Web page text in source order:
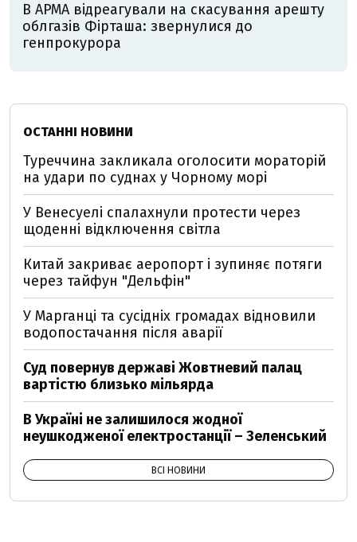
В АРМА відреагували на скасування арешту
облгазів Фірташа: звернулися до
генпрокурора
ОСТАННІ НОВИНИ
Туреччина закликала оголосити мораторій
на удари по суднах у Чорному морі
У Венесуелі спалахнули протести через
щоденні відключення світла
Китай закриває аеропорт і зупиняє потяги
через тайфун "Дельфін"
У Марганці та сусідніх громадах відновили
водопостачання після аварії
Суд повернув державі Жовтневий палац
вартістю близько мільярда
В Україні не залишилося жодної
неушкодженої електростанції – Зеленський
ВСІ НОВИНИ